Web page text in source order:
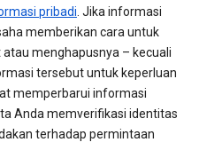
pribadi. Jika informasi
memberikan cara untuk
menghapusnya – kecuali
tersebut untuk keperluan
memperbarui informasi
Anda memverifikasi identitas
terhadap permintaan